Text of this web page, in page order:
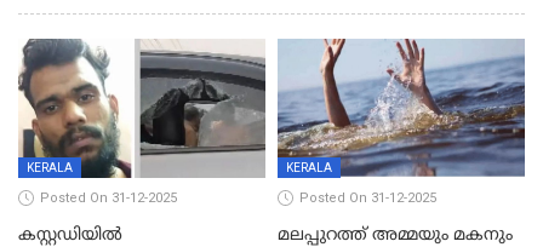
KERALA
Posted On 31-12-2025
കസ്റ്റഡിയിൽ
KERALA
Posted On 31-12-2025
മലപ്പുറത്ത് അമ്മയും മകനും